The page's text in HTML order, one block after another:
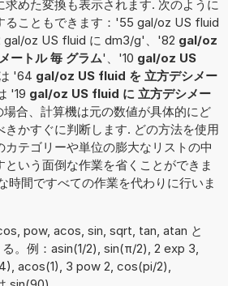
めた変換も表示されます. 次のように
ることもできます：'55 gal/oz US fluid
oz US fluid に dm3/g'、'82 gal/oz
ートル 毎 グラム'、'10 gal/oz US
'64 gal/oz US fluid を 立方デシメー
'19 gal/oz US fluid に 立方デシメー
合、計算機は元の数値が具体的にど
かすぐに判断します. どの方法を使用
テゴリーや単位の膨大なリストの中
いう面倒な作業を省くことができま
時間ですべての作業を代わりに行いま
pow, acos, sin, sqrt, tan, atan と
。例：asin(1/2), sin(π/2), 2 exp 3,
acos(1), 3 pow 2, cos(pi/2),